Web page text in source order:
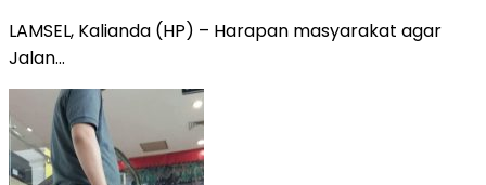
LAMSEL, Kalianda (HP) – Harapan masyarakat agar
Jalan…